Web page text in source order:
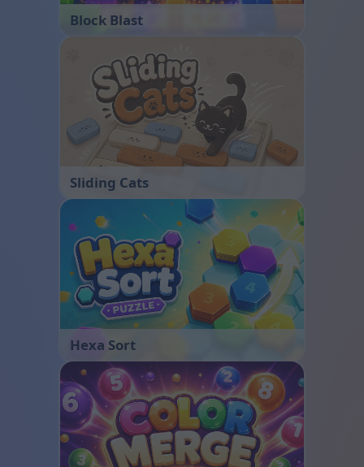
Block Blast
Sliding Cats
Hexa Sort